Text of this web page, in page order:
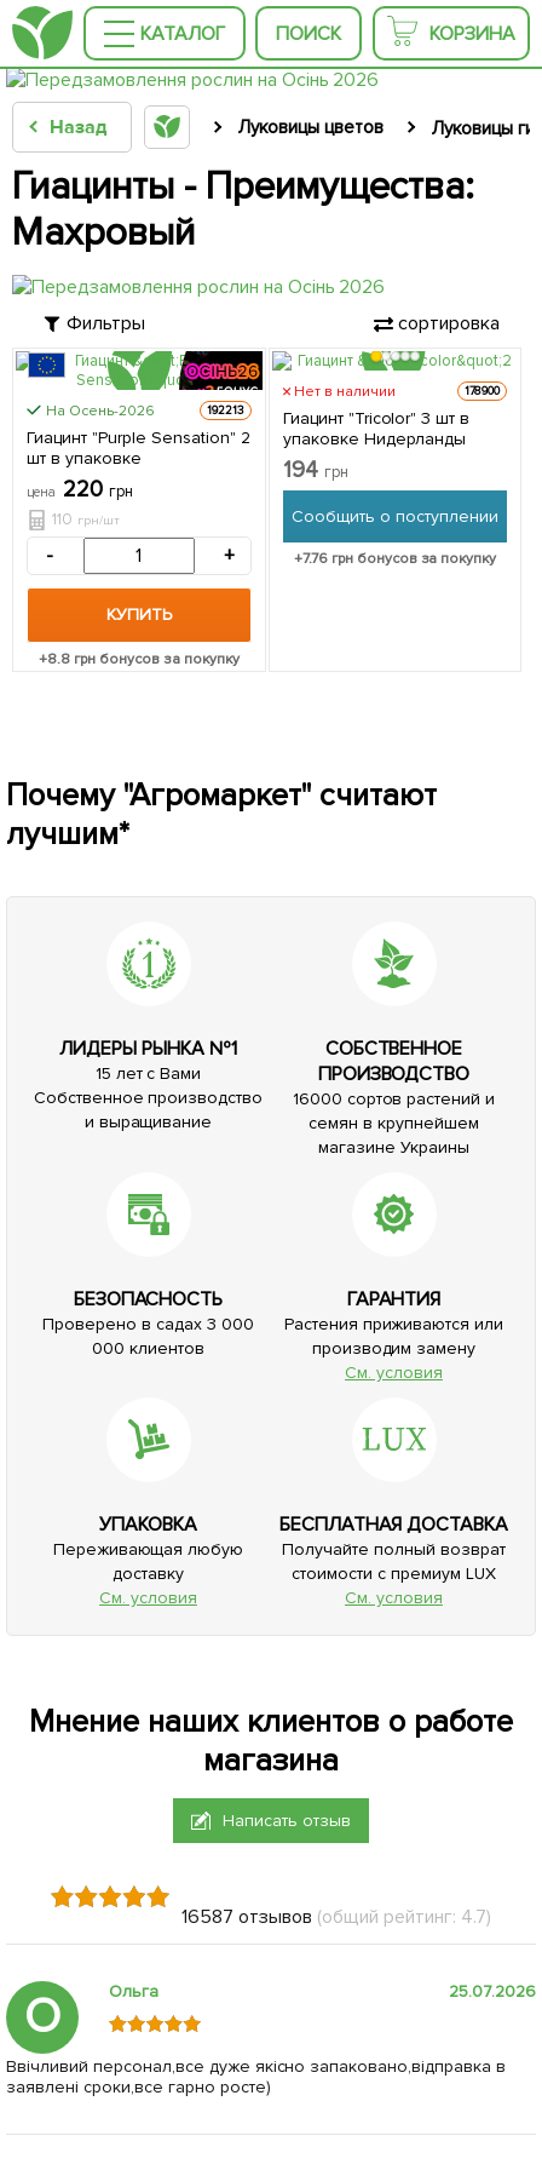
КАТАЛОГ ПОИСК КОРЗИНА
Назад Луковицы цветов Луковицы
Гиацинты - Преимущества:
Махровый
Фильтры сортировка
На Осень-2026 192213
Гиацинт "Purple Sensation" 2
шт в упаковке
цена 220 грн
110 грн/шт
- +
КУПИТЬ
+8.8 грн бонусов за покупку
Нет в наличии 178900
Гиацинт "Tricolor" 3 шт в
упаковке Нидерланды
194 грн
Сообщить о поступлении
+7.76грн бонусов за покупку
Почему "Агромаркет" считают
лучшим*
ЛИДЕРЫ РЫНКА №1
15 лет с Вами
Собственное производство
и выращивание
СОБСТВЕННОЕ
ПРОИЗВОДСТВО
16000 сортов растений и
семян в крупнейшем
магазине Украины
БЕЗОПАСНОСТЬ
Проверено в садах 3 000
000 клиентов
ГАРАНТИЯ
Растения приживаются или
производим замену
См. условия
УПАКОВКА
Переживающая любую
доставку
См. условия
БЕСПЛАТНАЯ ДОСТАВКА
Получайте полный возврат
стоимости с премиум LUX
См. условия
Мнение наших клиентов о работе
магазина
Написать отзыв
16587 отзывов (общий рейтинг: 4.7)
О Ольга 25.07.2026
Ввічливий персонал,все дуже якісно запаковано,відправка в
заявлені сроки,все гарно росте)